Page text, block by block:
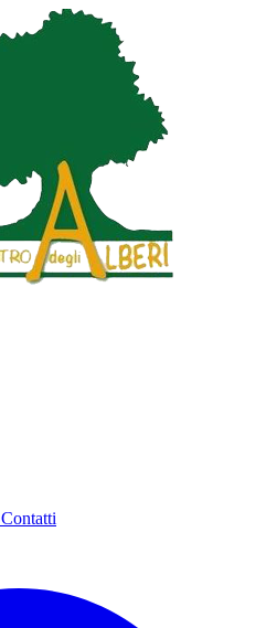
Contatti